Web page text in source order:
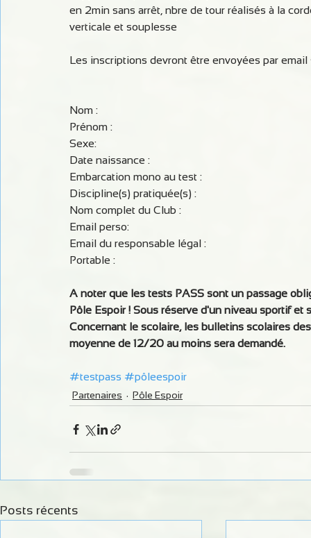
en 2min sans arrêt, nbre de tour réalisés à la
verticale et souplesse
Les inscriptions devront être envoyées par
Nom :
Prénom :
Sexe:
Date naissance :
Embarcation mono au test :
Discipline(s) pratiquée(s) :
Nom complet du Club :
Email perso:
Email du responsable légal :
Portable :
A noter que les tests PASS sont un passage
Pôle Espoir ! Sous réserve d'un niveau sportif
Concernant le scolaire, les bulletins scolaires
moyenne de 12/20 au moins sera demandé.
#testpass #pôleespoir
Partenaires Pôle Espoir
Posts récents